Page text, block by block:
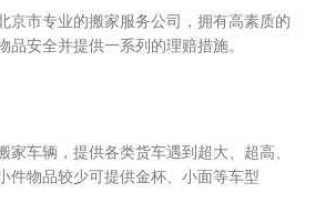
京市专业的搬家服务公司，拥有高素质的
品安全并提供一系列的理赔措施。
车辆，提供各类货车遇到超大、超高、
件物品较少可提供金杯、小面等车型